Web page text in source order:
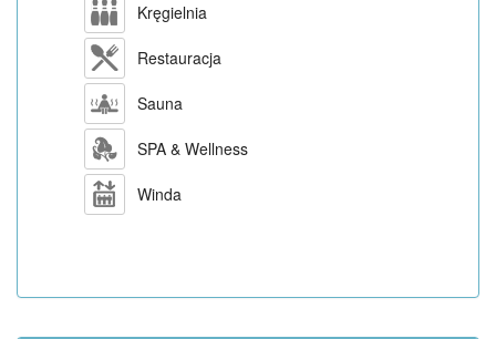
Kręgielnia
Restauracja
Sauna
SPA & Wellness
Winda